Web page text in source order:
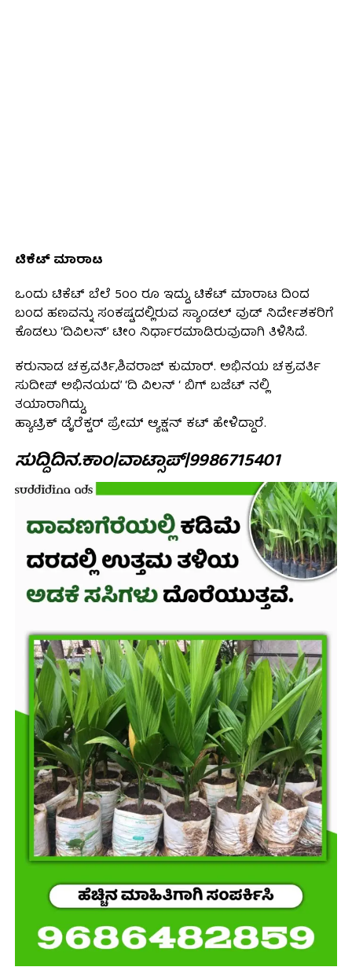
ಟಿಕೆಟ್ ಮಾರಾಟ
ಒಂದು ಟಿಕೆಟ್ ಬೆಲೆ 5೦೦ ರೂ ಇದ್ದು, ಟಿಕೆಟ್ ಮಾರಾಟ ದಿಂದ
ಬಂದ ಹಣವನ್ನು ಸಂಕಷ್ಟದಲ್ಲಿರುವ ಸ್ಯಾಂಡಲ್ ವುಡ್ ನಿರ್ದೇಶಕರಿಗೆ
ಕೊಡಲು ‘ದಿವಿಲನ್’ ಟೀಂ‌ ನಿರ್ಧಾರಮಾಡಿರುವುದಾಗಿ ತಿಳಿಸಿದೆ.
ಕರುನಾಡ ಚಕ್ರವರ್ತಿ,ಶಿವರಾಜ್ ಕುಮಾರ್. ಅಭಿನಯ ಚಕ್ರವರ್ತಿ
ಸುದೀಪ್ ಅಭಿನಯದ’ ‘ದಿ ವಿಲನ್ ‘ ಬಿಗ್ ಬಜೆಟ್ ನಲ್ಲಿ
ತಯಾರಾಗಿದ್ದು,
ಹ್ಯಾಟ್ರಿಕ್ ಡೈರೆಕ್ಟರ್ ಪ್ರೇಮ್ ಆ್ಯಕ್ಷನ್ ಕಟ್ ಹೇಳಿದ್ದಾರೆ.
ಸುದ್ದಿದಿನ.ಕಾಂ|ವಾಟ್ಸಾಪ್|9986715401